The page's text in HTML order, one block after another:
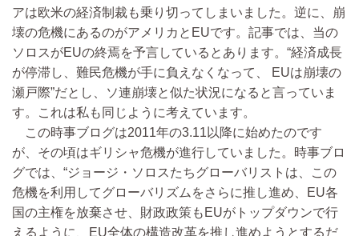
アは欧米の経済制裁も乗り切ってしまいました。逆に、崩
壊の危機にあるのがアメリカとEUです。記事では、当の
ソロスがEUの終焉を予言しているとあります。“経済成長
が停滞し、難民危機が手に負えなくなって、 EUは崩壊の
瀬戸際”だとし、ソ連崩壊と似た状況になると言っていま
す。これは私も同じように考えています。
この時事ブログは2011年の3.11以降に始めたのです
が、その頃はギリシャ危機が進行していました。時事ブロ
グでは、“ジョージ・ソロスたちグローバリストは、この
危機を利用してグローバリズムをさらに推し進め、EU各
国の主権を放棄させ、財政政策もEUがトップダウンで行
えるように、EU全体の構造改革を推し進めようとするだ